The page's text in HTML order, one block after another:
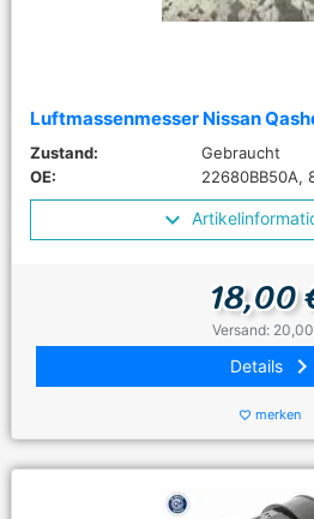
Luftmassenmesser Nissan
Zustand:
Gebraucht
OE:
22680BB50A,
18,00
Versand:
Details keyboard_arrow_right
favorite_border merken